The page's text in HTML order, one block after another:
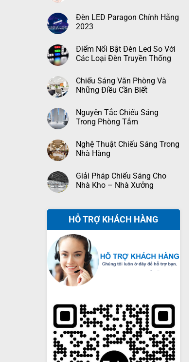
Đèn LED Paragon Chính Hãng
2023
Điểm Nổi Bật Đèn Led So Với
Các Loại Đèn Truyền Thống
Chiếu Sáng Văn Phòng Và
Những Điều Cần Biết
Nguyên Tắc Chiếu Sáng
Trong Phòng Tắm
Nghệ Thuật Chiếu Sáng Trong
Nhà Hàng
Giải Pháp Chiếu Sáng Cho
Nhà Kho – Nhà Xưởng
HỖ TRỢ KHÁCH HÀNG